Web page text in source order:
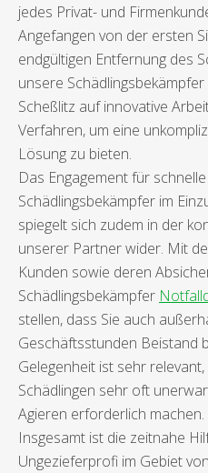
jedes Privat- und
Angefangen von der ersten
endgültigen Entfernung des
unsere
Scheßlitz auf innovative
Verfahren, um eine
Lösung zu bieten.
Das Engagement für
Schädlingsbekämpfer im
spiegelt sich zudem in der
unserer Partner wider. Mit
Kunden sowie deren
Schädlingsbekämpfer
stellen, dass Sie auch
Geschäftsstunden Beistand
Gelegenheit ist sehr
Schädlingen sehr oft
Agieren erforderlich machen.
Insgesamt ist die zeitnahe
Ungezieferprofi im Gebiet